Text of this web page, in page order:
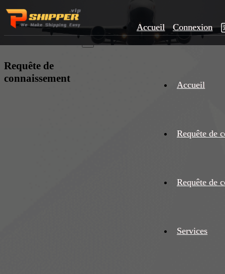
Accueil Connexion
Accueil
Requête de
Requête de
Services
Requête de
connaissement